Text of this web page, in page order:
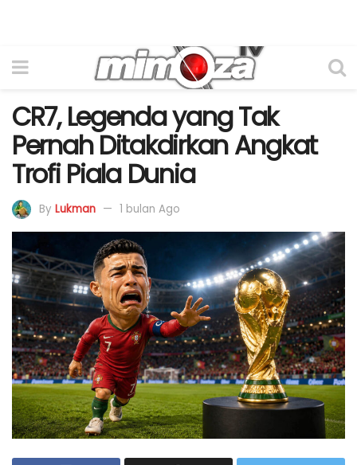
CR7, Legenda yang Tak
Pernah Ditakdirkan Angkat
Trofi Piala Dunia
By Lukman 1 bulan Ago